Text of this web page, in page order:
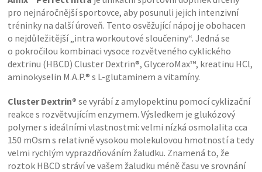
pro nejnáročnější sportovce, aby posunuli jejich intenzivní
tréninky na další úroveň. Tento osvěžující nápoj je obohacen
o nejdůležitější „intra workoutové sloučeniny“. Jedná se
o pokročilou kombinaci vysoce rozvětveného cyklického
dextrinu (HBCD) Cluster Dextrin®, GlyceroMax™, kreatinu HCl,
aminokyselin M.A.P.® s L-glutaminem a vitamíny.
Cluster Dextrin® se vyrábí z amylopektinu pomocí cyklizační
reakce s rozvětvujícím enzymem. Výsledkem je glukózový
polymer s ideálními vlastnostmi: velmi nízká osmolalita cca
150 mOsm s relativně vysokou molekulovou hmotností a tedy
velmi rychlým vyprazdňováním žaludku. Znamená to, že
roztok HBCD stráví ve vašem žaludku méně času ve srovnání